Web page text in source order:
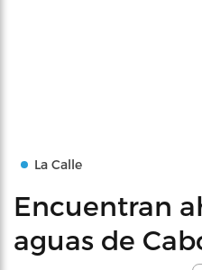
La Calle
Encuentran
aguas de